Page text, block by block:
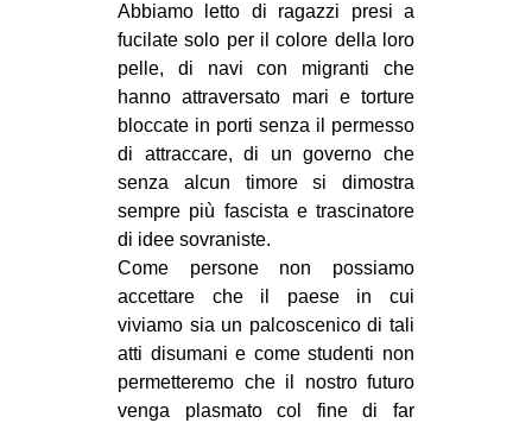
MOVIMENTI
AMBIENTE
ANTIFASCISMO
DIRITTO ALL’ABITARE
MIGRAZIONI
PRECARIATO
REPRESSIONE
STUDENTI
CULTURE
Abbiamo letto di ragazzi presi a
fucilate solo per il colore della loro
pelle, di navi con migranti che
hanno attraversato mari e torture
bloccate in porti senza il permesso
di attraccare, di un governo che
senza alcun timore si dimostra
sempre più fascista e trascinatore
di idee sovraniste.
Come persone non possiamo
accettare che il paese in cui
viviamo sia un palcoscenico di tali
atti disumani e come studenti non
permetteremo che il nostro futuro
venga plasmato col fine di far